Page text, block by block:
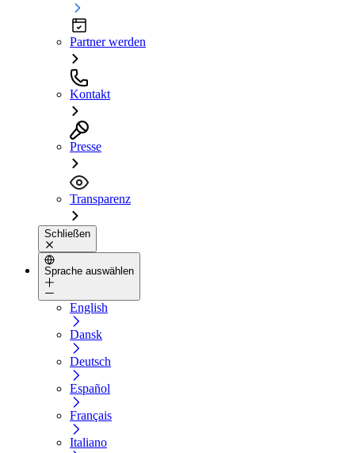
Partner werden
Kontakt
Presse
Transparenz
Schließen
Sprache auswählen
English
Dansk
Deutsch
Español
Français
Italiano